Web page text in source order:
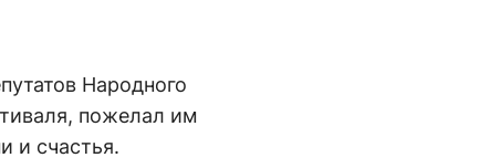
Народного
пожелал им
и счастья.